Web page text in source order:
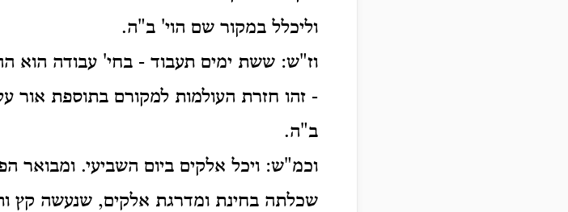
וליכלל במקור שם הוי' ב"ה.
וז"ש: ששת ימים תעבוד - בחי' עבודה הוא
- זהו חזרת העולמות למקורם בתוספת אור
ב"ה.
וכמ"ש: ויכל אלקים ביום השביעי. ומבואר
שכלתה בחינת ומדרגת אלקים, שנעשה קץ